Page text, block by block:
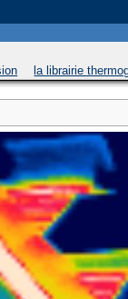
accepts the value 1,
la librairie